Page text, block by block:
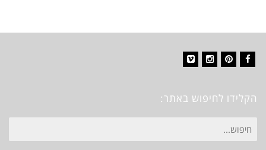
הקלידו לחיפוש באתר:
חיפוש
עבור: